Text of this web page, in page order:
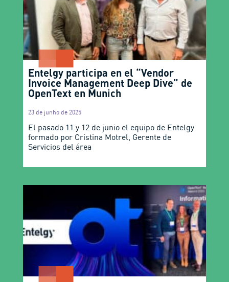
Entelgy participa en el “Vendor
Invoice Management Deep Dive” de
OpenText en Munich
23 de junho de 2025
El pasado 11 y 12 de junio el equipo de Entelgy
formado por Cristina Motrel, Gerente de
Servicios del área